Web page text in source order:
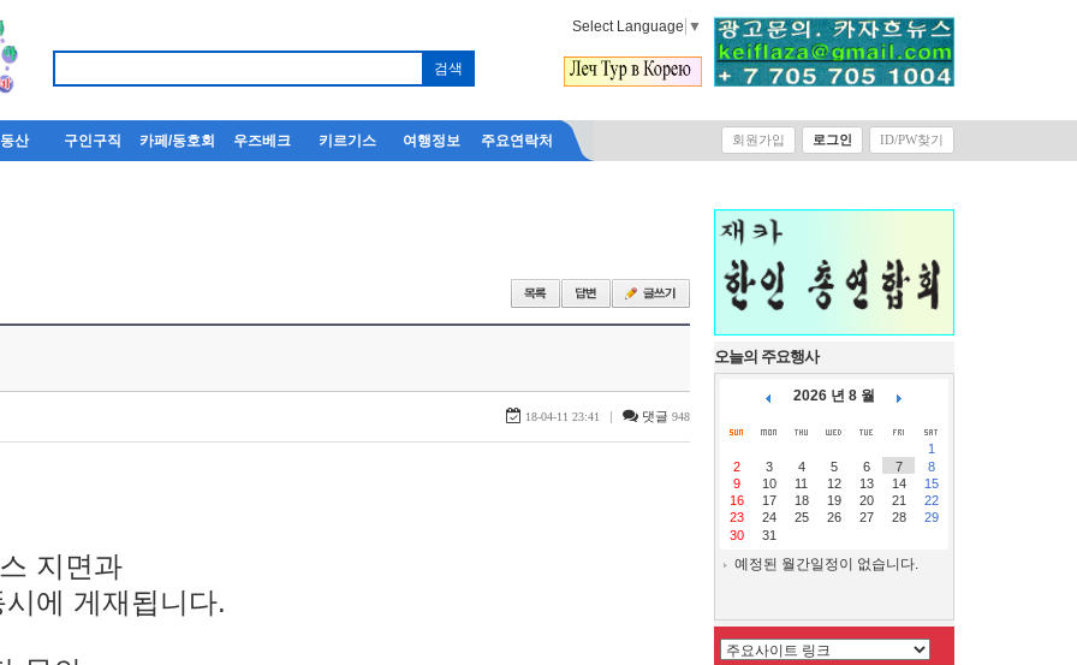
Select Language ▼
산 구인구직 카페/동호회 우즈베크 키르기스 여행정보 주요연락처 회원가입 로그인 ID/PW찾기
18-04-11 23:41 | 댓글 948
지면과
에 게재됩니다.
오늘의 주요행사
2026 년 8 월
1
2
3 4 5 6 7
8
9
10 11 12 13 14
15
16
17 18 19 20 21
22
23
24 25 26 27 28
29
30
31
예정된 월간일정이 없습니다.